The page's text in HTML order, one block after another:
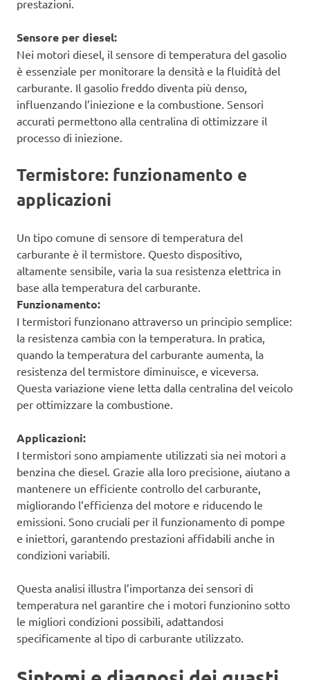
prestazioni.
Sensore per diesel:
Nei motori diesel, il sensore di temperatura del gasolio
è essenziale per monitorare la densità e la fluidità del
carburante. Il gasolio freddo diventa più denso,
influenzando l’iniezione e la combustione. Sensori
accurati permettono alla centralina di ottimizzare il
processo di iniezione.
Termistore: funzionamento e
applicazioni
Un tipo comune di sensore di temperatura del
carburante è il termistore. Questo dispositivo,
altamente sensibile, varia la sua resistenza elettrica in
base alla temperatura del carburante.
Funzionamento:
I termistori funzionano attraverso un principio semplice:
la resistenza cambia con la temperatura. In pratica,
quando la temperatura del carburante aumenta, la
resistenza del termistore diminuisce, e viceversa.
Questa variazione viene letta dalla centralina del veicolo
per ottimizzare la combustione.
Applicazioni:
I termistori sono ampiamente utilizzati sia nei motori a
benzina che diesel. Grazie alla loro precisione, aiutano a
mantenere un efficiente controllo del carburante,
migliorando l’efficienza del motore e riducendo le
emissioni. Sono cruciali per il funzionamento di pompe
e iniettori, garantendo prestazioni affidabili anche in
condizioni variabili.
Questa analisi illustra l’importanza dei sensori di
temperatura nel garantire che i motori funzionino sotto
le migliori condizioni possibili, adattandosi
specificamente al tipo di carburante utilizzato.